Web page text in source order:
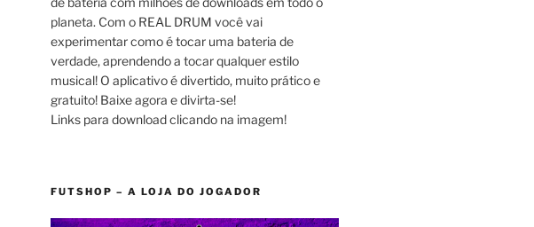
planeta. Com o REAL DRUM você vai
experimentar como é tocar uma bateria de
verdade, aprendendo a tocar qualquer estilo
musical! O aplicativo é divertido, muito prático e
gratuito! Baixe agora e divirta-se!
Links para download clicando na imagem!
FUTSHOP – A LOJA DO JOGADOR